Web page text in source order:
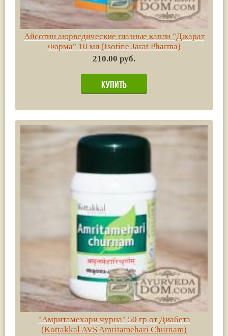
Айсотин аюрведические глазные капли "Джарат
Фарма" 10 мл (Isotine Jarat Pharma)
210.00 руб.
"Амритамехари чурна" 50 гр от Диабета
(Kottakkal AVS Amritamehari Churnam)